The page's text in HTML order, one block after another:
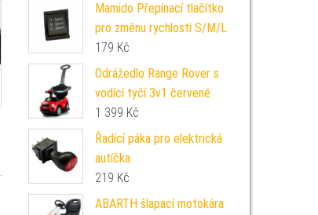
Mamido Přepínací tlačítko
pro změnu rychlosti S/M/L
179 Kč
Odrážedlo Range Rover s
vodící tyčí 3v1 červené
1 399 Kč
Řadící páka pro elektrická
autíčka
219 Kč
ABARTH šlapací motokára